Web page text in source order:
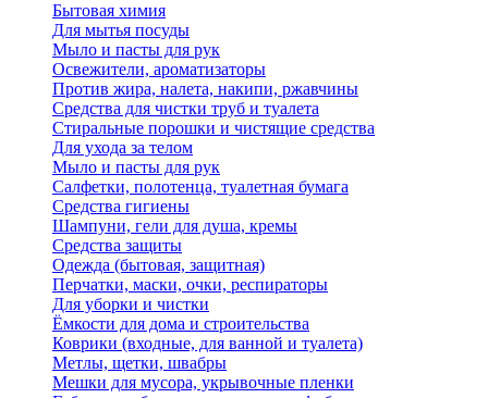
Бытовая химия
Для мытья посуды
Мыло и пасты для рук
Освежители, ароматизаторы
Против жира, налета, накипи, ржавчины
Средства для чистки труб и туалета
Стиральные порошки и чистящие средства
Для ухода за телом
Мыло и пасты для рук
Салфетки, полотенца, туалетная бумага
Средства гигиены
Шампуни, гели для душа, кремы
Средства защиты
Одежда (бытовая, защитная)
Перчатки, маски, очки, респираторы
Для уборки и чистки
Ёмкости для дома и строительства
Коврики (входные, для ванной и туалета)
Метлы, щетки, швабры
Мешки для мусора, укрывочные пленки